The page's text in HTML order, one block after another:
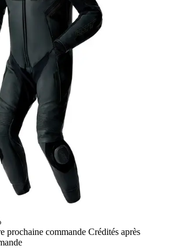
prochaine commande Crédités après